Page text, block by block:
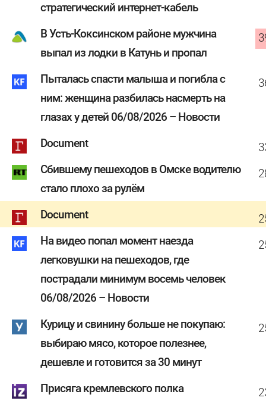
стратегический интернет-кабель
В Усть-Коксинском районе мужчина
выпал из лодки в Катунь и пропал
Пыталась спасти малыша и погибла с
ним: женщина разбилась насмерть на
глазах у детей 06/08/2026 – Новости
Document
Сбившему пешеходов в Омске водителю
стало плохо за рулём
Document
На видео попал момент наезда
легковушки на пешеходов, где
пострадали минимум восемь человек
06/08/2026 – Новости
Курицу и свинину больше не покупаю:
выбираю мясо, которое полезнее,
дешевле и готовится за 30 минут
Присяга кремлевского полка